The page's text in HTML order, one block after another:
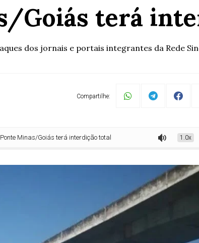
Goiás terá
dos jornais e portais integrantes da Rede
Compartilhe:
Minas/Goiás terá interdição total 1.0x